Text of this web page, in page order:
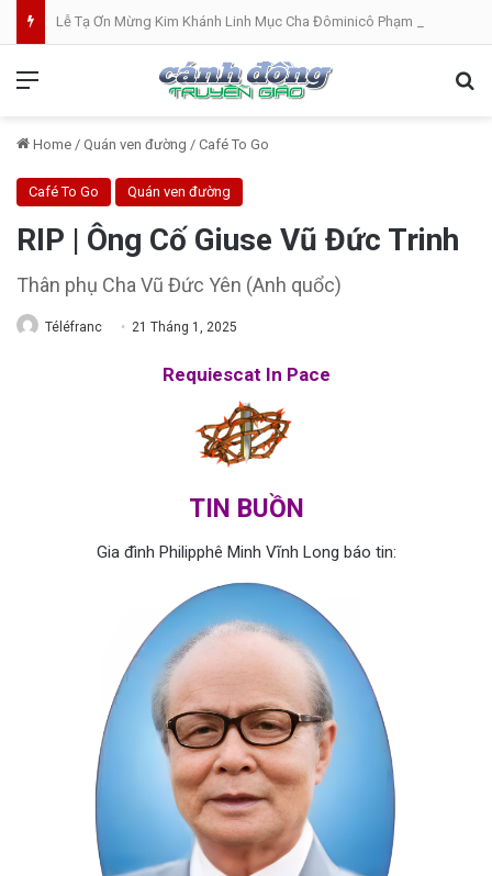
Home / Quán ven đường / Café To Go
Café To Go Quán ven đường
RIP | Ông Cố Giuse Vũ Đức Trinh
Thân phụ Cha Vũ Đức Yên (Anh quổc)
Téléfranc 21 Tháng 1, 2025
Requiescat In Pace
TIN BUỒN
Gia đình Philipphê Minh Vĩnh Long báo tin: